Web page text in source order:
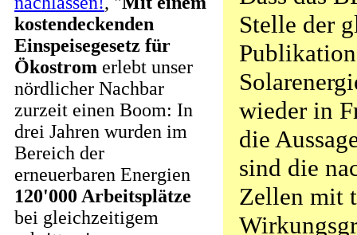
kostendeckenden
Einspeisegesetz für
Ökostrom erlebt unser
nördlicher Nachbar
zurzeit einen Boom: In
drei Jahren wurden im
Bereich der
erneuerbaren Energien
120'000 Arbeitsplätze
bei gleichzeitigem
Stelle der
wieder in
die
sind die
Zellen mit